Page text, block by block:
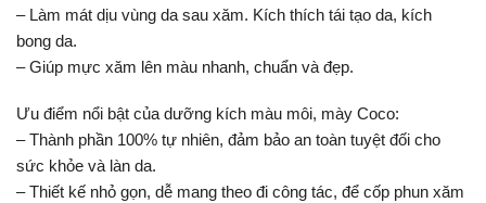
– Làm mát dịu vùng da sau xăm. Kích thích tái tạo da, kích
bong da.
– Giúp mực xăm lên màu nhanh, chuẩn và đẹp.
Ưu điểm nổi bật của dưỡng kích màu môi, mày Coco:
– Thành phần 100% tự nhiên, đảm bảo an toàn tuyệt đối cho
sức khỏe và làn da.
– Thiết kế nhỏ gọn, dễ mang theo đi công tác, để cốp phun xăm